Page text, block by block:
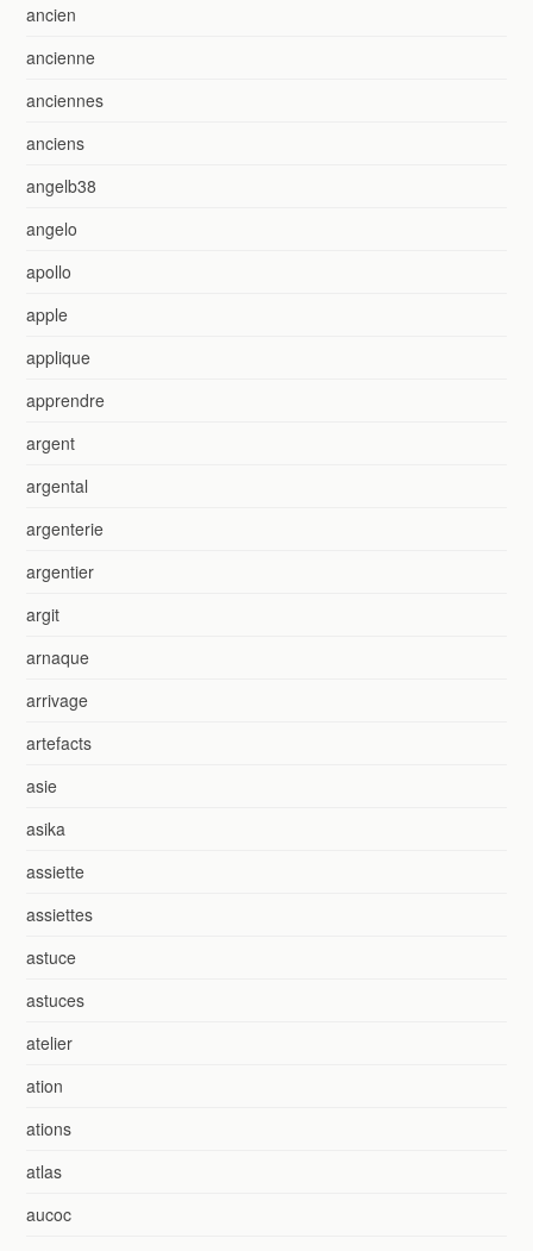
ancien
ancienne
anciennes
anciens
angelb38
angelo
apollo
apple
applique
apprendre
argent
argental
argenterie
argentier
argit
arnaque
arrivage
artefacts
asie
asika
assiette
assiettes
astuce
astuces
atelier
ation
ations
atlas
aucoc